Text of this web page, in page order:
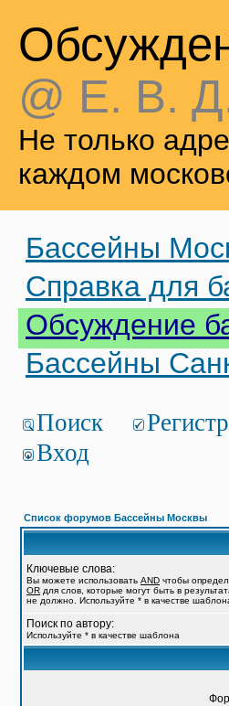
@ Е. В.
Не только
каждом
Бассейны
Справка для
Обсуждение
Бассейны
Поиск
Вход
Список форумов Бассейны Москвы
Ключевые слова:
Вы можете использовать AND чтобы
OR для слов, которые могут быть в
не должно. Используйте * в качестве
Поиск по автору:
Используйте * в качестве шаблона